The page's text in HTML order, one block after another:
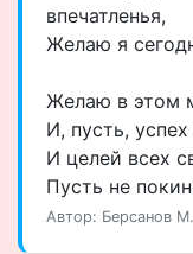
впечатленья,
Желаю я
Желаю в этом
И, пусть,
И целей всех
Пусть не
Автор: Берсанов М.